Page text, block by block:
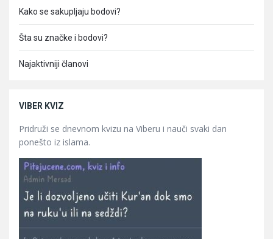
Kako se sakupljaju bodovi?
Šta su značke i bodovi?
Najaktivniji članovi
VIBER KVIZ
Pridruži se dnevnom kvizu na Viberu i nauči svaki dan
ponešto iz islama.